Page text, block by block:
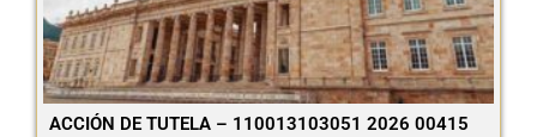
ACCIÓN DE TUTELA – 110013103051 2026 00415